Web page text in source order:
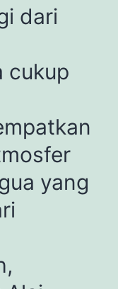
dari
cukup
yang